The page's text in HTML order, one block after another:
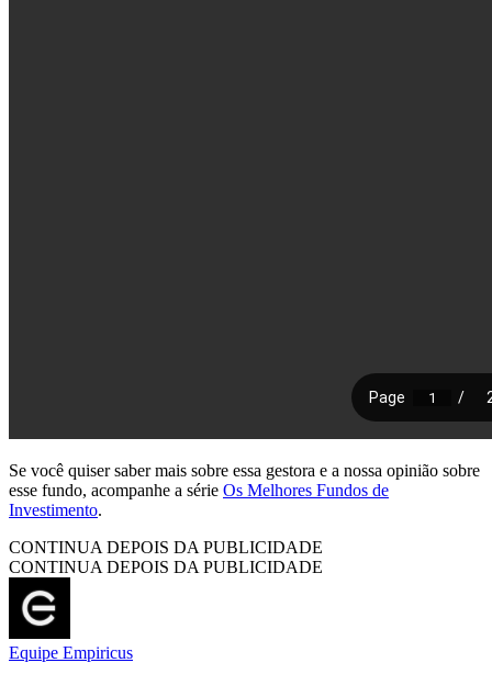
Se você quiser saber mais sobre essa gestora e a nossa opinião sobre
esse fundo, acompanhe a série Os Melhores Fundos de
Investimento.
CONTINUA DEPOIS DA PUBLICIDADE
CONTINUA DEPOIS DA PUBLICIDADE
Equipe Empiricus